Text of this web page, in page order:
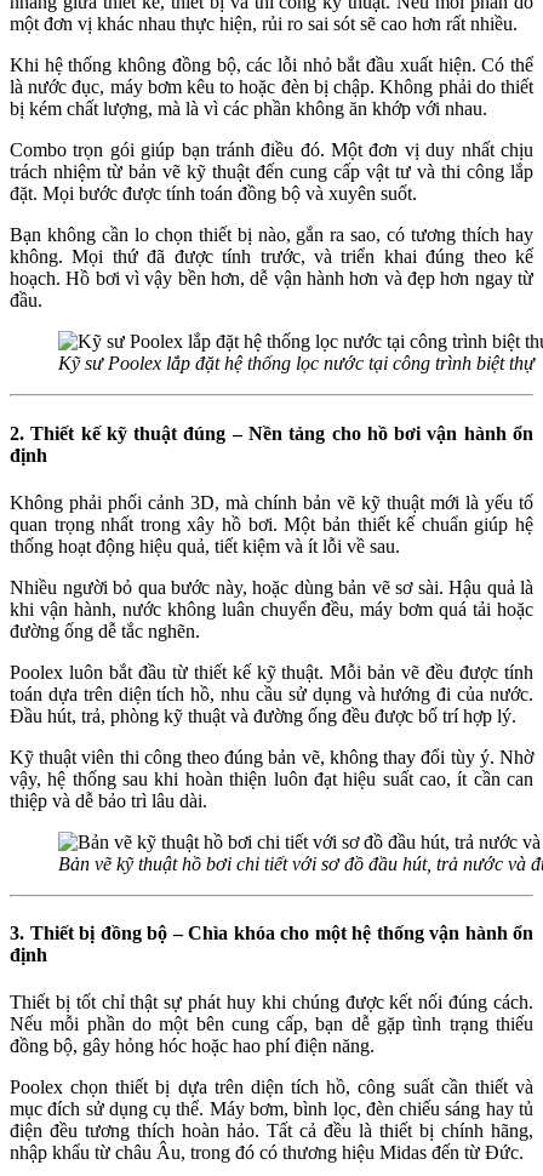
một đơn vị khác nhau thực hiện, rủi ro sai sót sẽ cao hơn rất nhiều.
Khi hệ thống không đồng bộ, các lỗi nhỏ bắt đầu xuất hiện. Có thể
là nước đục, máy bơm kêu to hoặc đèn bị chập. Không phải do thiết
bị kém chất lượng, mà là vì các phần không ăn khớp với nhau.
Combo trọn gói giúp bạn tránh điều đó. Một đơn vị duy nhất chịu
trách nhiệm từ bản vẽ kỹ thuật đến cung cấp vật tư và thi công lắp
đặt. Mọi bước được tính toán đồng bộ và xuyên suốt.
Bạn không cần lo chọn thiết bị nào, gắn ra sao, có tương thích hay
không. Mọi thứ đã được tính trước, và triển khai đúng theo kế
hoạch. Hồ bơi vì vậy bền hơn, dễ vận hành hơn và đẹp hơn ngay từ
đầu.
Kỹ sư Poolex lắp đặt hệ thống lọc nước tại công trình biệt thự
2. Thiết kế kỹ thuật đúng – Nền tảng cho hồ bơi vận hành ổn
định
Không phải phối cảnh 3D, mà chính bản vẽ kỹ thuật mới là yếu tố
quan trọng nhất trong xây hồ bơi. Một bản thiết kế chuẩn giúp hệ
thống hoạt động hiệu quả, tiết kiệm và ít lỗi về sau.
Nhiều người bỏ qua bước này, hoặc dùng bản vẽ sơ sài. Hậu quả là
khi vận hành, nước không luân chuyển đều, máy bơm quá tải hoặc
đường ống dễ tắc nghẽn.
Poolex luôn bắt đầu từ thiết kế kỹ thuật. Mỗi bản vẽ đều được tính
toán dựa trên diện tích hồ, nhu cầu sử dụng và hướng đi của nước.
Đầu hút, trả, phòng kỹ thuật và đường ống đều được bố trí hợp lý.
Kỹ thuật viên thi công theo đúng bản vẽ, không thay đổi tùy ý. Nhờ
vậy, hệ thống sau khi hoàn thiện luôn đạt hiệu suất cao, ít cần can
thiệp và dễ bảo trì lâu dài.
Bản vẽ kỹ thuật hồ bơi chi tiết với sơ đồ đầu hút, trả nước và
3. Thiết bị đồng bộ – Chìa khóa cho một hệ thống vận hành ổn
định
Thiết bị tốt chỉ thật sự phát huy khi chúng được kết nối đúng cách.
Nếu mỗi phần do một bên cung cấp, bạn dễ gặp tình trạng thiếu
đồng bộ, gây hỏng hóc hoặc hao phí điện năng.
Poolex chọn thiết bị dựa trên diện tích hồ, công suất cần thiết và
mục đích sử dụng cụ thể. Máy bơm, bình lọc, đèn chiếu sáng hay tủ
điện đều tương thích hoàn hảo. Tất cả đều là thiết bị chính hãng,
nhập khẩu từ châu Âu, trong đó có thương hiệu Midas đến từ Đức.